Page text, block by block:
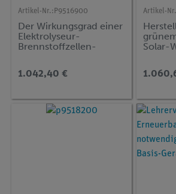
Artikel-Nr.: P9516900
Der Wirkungsgrad einer
Elektrolyseur-
Brennstoffzellen-
1.042,40 €
Artikel-
Solar-